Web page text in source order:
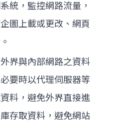
統，監控網路流量，
圖上載或更改、網頁
界與內部網路之資料
要時以代理伺服器等
料，避免外界直接進
存取資料，避免網站